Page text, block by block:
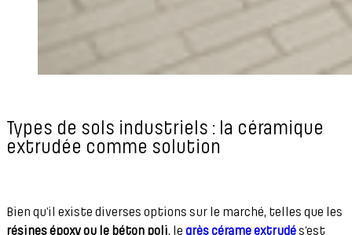
Types de sols industriels : la céramique
extrudée comme solution
Bien qu’il existe diverses options sur le marché, telles que les
résines époxy ou le béton poli, le grès cérame extrudés’est